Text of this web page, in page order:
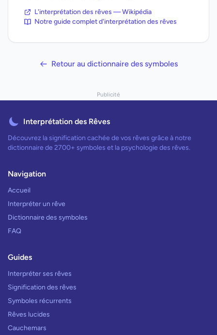
L'interprétation des rêves — Wikipédia
Notre guide complet d'interprétation des rêves
Retour au dictionnaire des symboles
Publicité
Interprétation des Rêves
Découvrez la signification cachée de vos rêves grâce à notre
dictionnaire de 2700+ symboles et la psychologie des rêves.
Navigation
Accueil
Interpréter un rêve
Dictionnaire des symboles
FAQ
Guides
Interpréter ses rêves
Signification des rêves
Symboles récurrents
Rêves lucides
Cauchemars